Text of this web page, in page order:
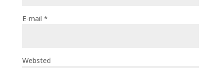
E-mail *
Websted